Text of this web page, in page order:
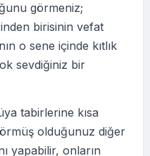
görmeniz;
birisinin vefat
o sene içinde kıtlık
sevdiğiniz bir
tabirlerine kısa
olduğunuz diğer
yapabilir, onların